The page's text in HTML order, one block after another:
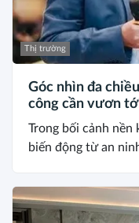
Thị trường
Góc nhìn đa
công cần vươn
Trong bối cảnh
biến động từ an